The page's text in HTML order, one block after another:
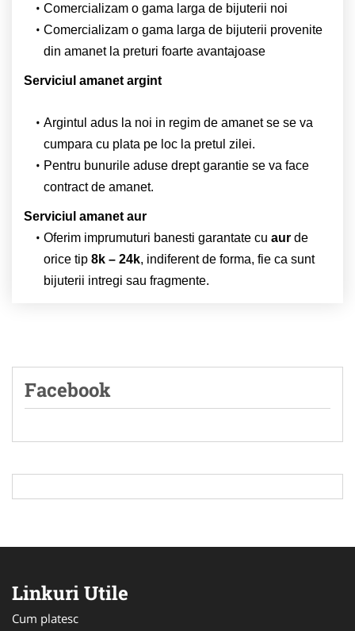
Comercializam o gama larga de bijuterii noi
Comercializam o gama larga de bijuterii provenite
din amanet la preturi foarte avantajoase
Serviciul amanet argint
Argintul adus la noi in regim de amanet se se va
cumpara cu plata pe loc la pretul zilei.
Pentru bunurile aduse drept garantie se va face
contract de amanet.
Serviciul amanet aur
Oferim imprumuturi banesti garantate cu aurde
orice tip 8k – 24k, indiferent de forma, fie ca sunt
bijuterii intregi sau fragmente.
Facebook
Linkuri Utile
Cum platesc